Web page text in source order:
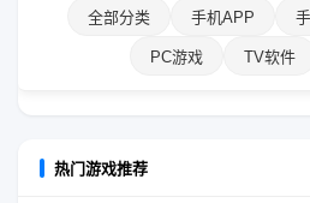
全部分类 手机APP
PC游戏 TV软件
热门游戏推荐